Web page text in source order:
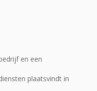
en een
plaatsvindt in